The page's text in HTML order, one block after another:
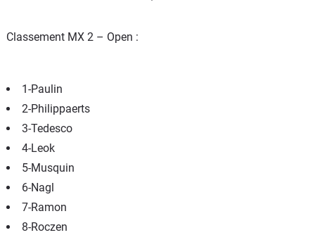
Classement MX 2 – Open :
1-Paulin
2-Philippaerts
3-Tedesco
4-Leok
5-Musquin
6-Nagl
7-Ramon
8-Roczen